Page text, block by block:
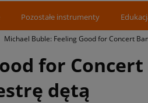
Pozostałe instrumenty
Michael Buble: Feeling Good for Concert
for
dętą